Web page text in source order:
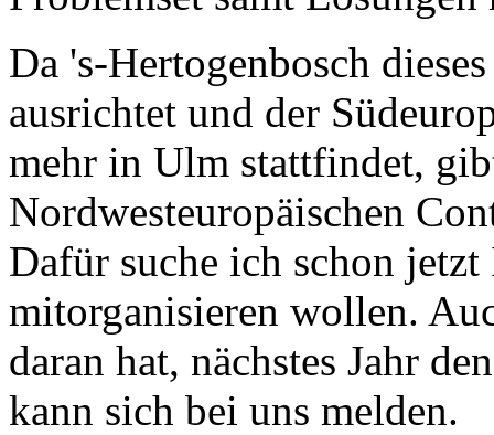
Da 's-Hertogenbosch
ausrichtet und der
mehr in Ulm stattfindet,
Nordwesteuropäischen
Dafür suche ich schon
mitorganisieren wollen.
daran hat, nächstes Jahr
kann sich bei uns melden.